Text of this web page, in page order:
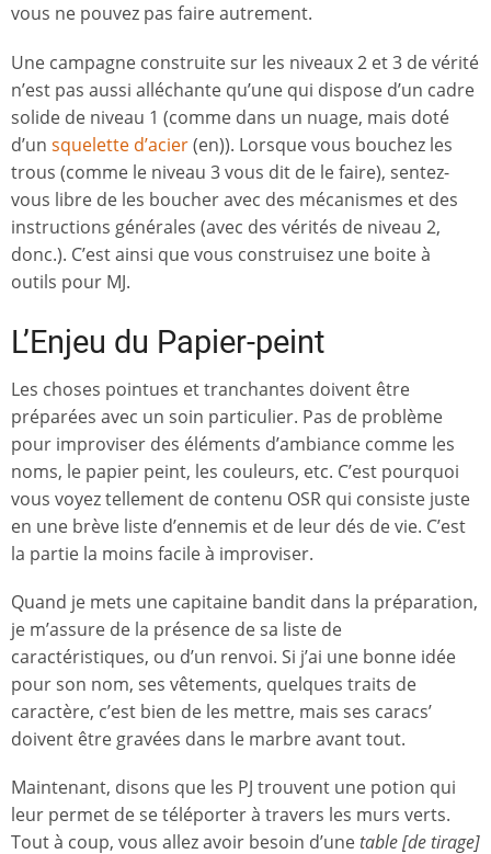
vous ne pouvez pas faire autrement.
Une campagne construite sur les niveaux 2 et 3 de vérité
n’est pas aussi alléchante qu’une qui dispose d’un cadre
solide de niveau 1 (comme dans un nuage, mais doté
d’un squelette d’acier(en)). Lorsque vous bouchez les
trous (comme le niveau 3 vous dit de le faire), sentez-
vous libre de les boucher avec des mécanismes et des
instructions générales (avec des vérités de niveau 2,
donc.). C’est ainsi que vous construisez une boite à
outils pour MJ.
L’Enjeu du Papier-peint
Les choses pointues et tranchantes doivent être
préparées avec un soin particulier. Pas de problème
pour improviser des éléments d’ambiance comme les
noms, le papier peint, les couleurs, etc. C’est pourquoi
vous voyez tellement de contenu OSR qui consiste juste
en une brève liste d’ennemis et de leur dés de vie. C’est
la partie la moins facile à improviser.
Quand je mets une capitaine bandit dans la préparation,
je m’assure de la présence de sa liste de
caractéristiques, ou d’un renvoi. Si j’ai une bonne idée
pour son nom, ses vêtements, quelques traits de
caractère, c’est bien de les mettre, mais ses caracs’
doivent être gravées dans le marbre avant tout.
Maintenant, disons que les PJ trouvent une potion qui
leur permet de se téléporter à travers les murs verts.
Tout à coup, vous allez avoir besoin d’unetable [de tirage]